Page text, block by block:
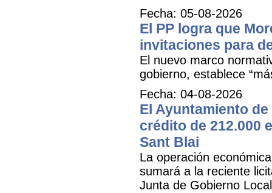
Fecha: 05-08-2026
El PP logra que
invitaciones para
El nuevo marco
gobierno, establece
Fecha: 04-08-2026
El Ayuntamiento
crédito de 212.000
Sant Blai
La operación
sumará a la reciente
Junta de Gobierno